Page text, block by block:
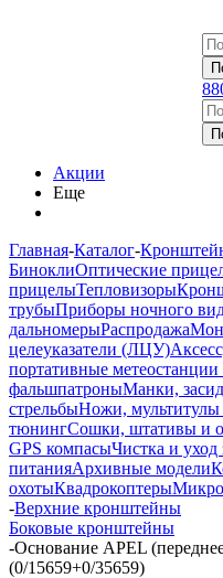
Акции
Еще
Главная-Каталог-
БиноклиОптические
прицелыТепловизоры
трубыПриборы ночного
дальномерыРаспродажа
целеуказатели (ЛЦУ)
портативные метеостанции
фальшпатроныМанки,
стрельбыНожи,
тюнингСошки, штативы и
GPS компасыЧистка и
питанияАрхивные модели
охотыКвадрокоптеры
-Верхние кронштейны
Боковые кронштейны
-Основание APEL
(0/15659+0/35659)